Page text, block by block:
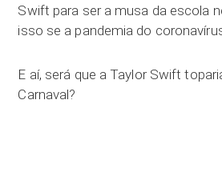
Swift para ser a musa da escola
isso se a pandemia do
E aí, será que a Taylor Swift
Carnaval?